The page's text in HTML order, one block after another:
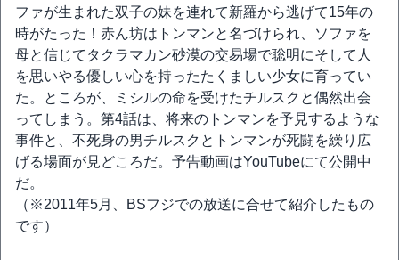
ファが生まれた双子の妹を連れて新羅から逃げて15年の
時がたった！赤ん坊はトンマンと名づけられ、ソファを
母と信じてタクラマカン砂漠の交易場で聡明にそして人
を思いやる優しい心を持ったたくましい少女に育ってい
た。ところが、ミシルの命を受けたチルスクと偶然出会
ってしまう。第4話は、将来のトンマンを予見するような
事件と、不死身の男チルスクとトンマンが死闘を繰り広
げる場面が見どころだ。予告動画はYouTubeにて公開中
だ。
（※2011年5月、BSフジでの放送に合せて紹介したもの
です）